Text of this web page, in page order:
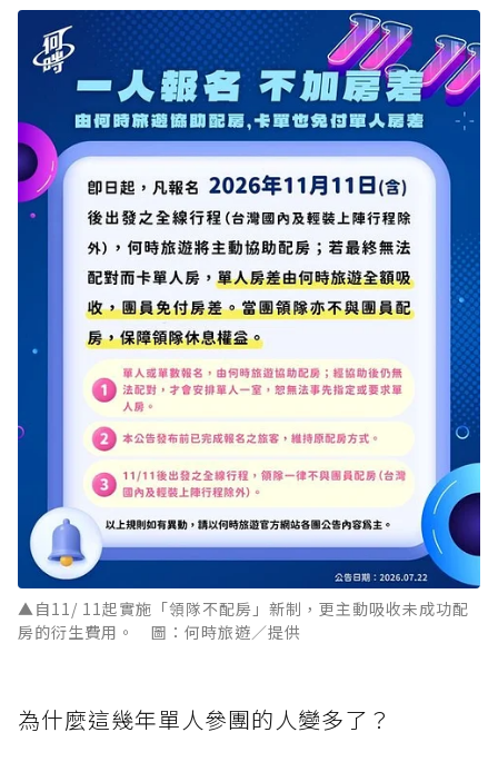
▲自11/ 11起實施「領隊不配房」新制，更主動吸收未成功配
房的衍生費用。 圖：何時旅遊／提供
為什麼這幾年單人參團的人變多了？